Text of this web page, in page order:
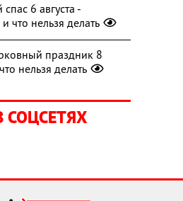
6 августа -
что нельзя делать
праздник 8
нельзя делать